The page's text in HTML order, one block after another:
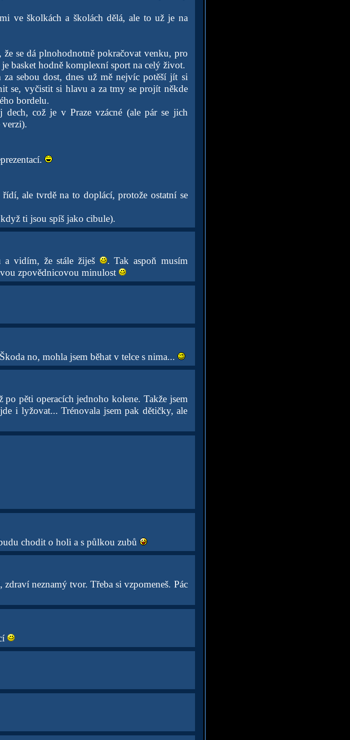
ve školkách a školách dělá, ale to už je na
se dá plnohodnotně pokračovat venku, pro
basket hodně komplexní sport na celý život.
za sebou dost, dnes už mě nejvíc potěší jít si
se, vyčistit si hlavu a za tmy se projít někde
bordelu.
což je v Praze vzácné (ale pár se jich
verzi).
ale tvrdě na to doplácí, protože ostatní se
ti jsou spíš jako cibule).
vidím, že stále žiješ
. Tak aspoň musím
zpovědnicovou minulost
no, mohla jsem běhat v telce s nima...
pěti operacích jednoho kolene. Takže jsem
i lyžovat... Trénovala jsem pak dětičky, ale
chodit o holi a s půlkou zubů
neznamý tvor. Třeba si vzpomeneš. Pác